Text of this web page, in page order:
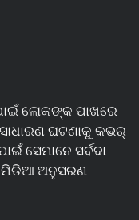
ଲୋକଙ୍କ ପାଖରେ
ଘଟଣାକୁ କଭର୍
ସେମାନେ ସର୍ବଦା
ମିଡିଆ ଅନୁସରଣ